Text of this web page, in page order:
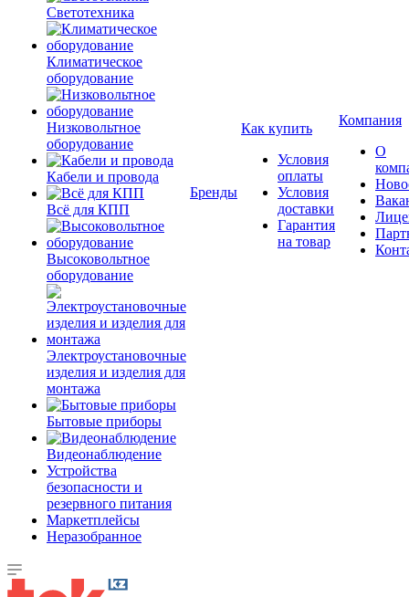
Светотехника
Климатическое
оборудование
Низковольтное
оборудование
Кабели и провода
Всё для КПП
Высоковольтное
оборудование
Электроустановочные
изделия и изделия для
монтажа
Бытовые приборы
Видеонаблюдение
Устройства
безопасности и
резервного питания
Маркетплейсы
Неразобранное
Бренды
Как купить
Условия
оплаты
Условия
доставки
Гарантия
на товар
Компания
О